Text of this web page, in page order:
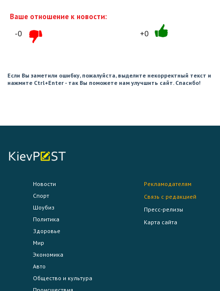
Ваше отношение к новости:
-0 +0
Если Вы заметили ошибку, пожалуйста, выделите некорректный текст и
нажмите Ctrl+Enter - так Вы поможете нам улучшить сайт. Спасибо!
Новости
Спорт
Шоубиз
Политика
Здоровье
Мир
Экономика
Авто
Общество и культура
Рекламодателям
Связь с редакцией
Пресс-релизы
Карта сайта